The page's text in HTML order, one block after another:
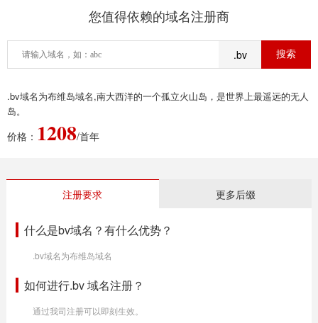
您值得依赖的域名注册商
.bv
.bv域名为布维岛域名,南大西洋的一个孤立火山岛，是世界上最遥远的无人
岛。
价格： 1208/首年
注册要求 更多后缀
什么是bv域名？有什么优势？
.bv域名为布维岛域名
如何进行.bv 域名注册？
通过我司注册可以即刻生效。